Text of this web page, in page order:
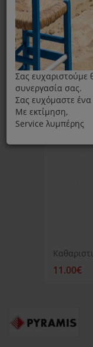
11.00€
Σας ευχαριστούμε
συνεργασία σας.
Σας ευχόμαστε ένα
Με εκτίμηση,
Service λυμπέρης